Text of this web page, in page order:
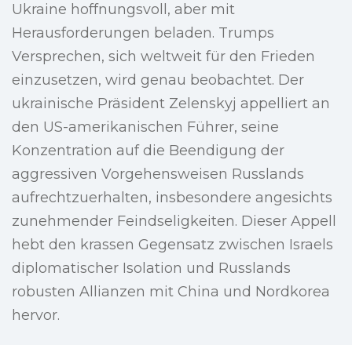
Ukraine hoffnungsvoll, aber mit
Herausforderungen beladen. Trumps
Versprechen, sich weltweit für den Frieden
einzusetzen, wird genau beobachtet. Der
ukrainische Präsident Zelenskyj appelliert an
den US-amerikanischen Führer, seine
Konzentration auf die Beendigung der
aggressiven Vorgehensweisen Russlands
aufrechtzuerhalten, insbesondere angesichts
zunehmender Feindseligkeiten. Dieser Appell
hebt den krassen Gegensatz zwischen Israels
diplomatischer Isolation und Russlands
robusten Allianzen mit China und Nordkorea
hervor.